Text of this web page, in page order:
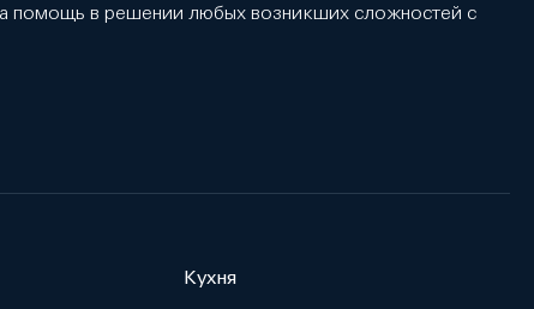
помощь в решении любых возникших сложностей с
Кухня